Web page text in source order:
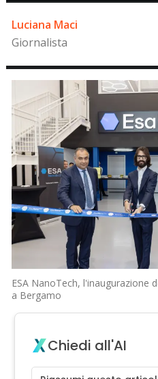
Luciana Maci
Giornalista
ESA NanoTech, l'inaugurazione
a Bergamo
Chiedi all'AI